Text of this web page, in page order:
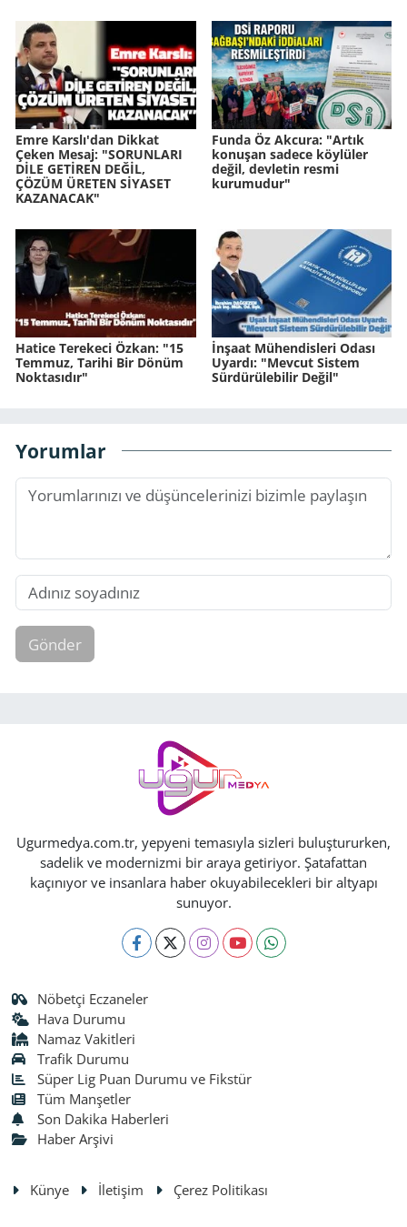
Emre Karslı'dan Dikkat
Çeken Mesaj: "SORUNLARI
DİLE GETİREN DEĞİL,
ÇÖZÜM ÜRETEN SİYASET
KAZANACAK"
Funda Öz Akcura: "Artık
konuşan sadece köylüler
değil, devletin resmi
kurumudur"
Hatice Terekeci Özkan: "15
Temmuz, Tarihi Bir Dönüm
Noktasıdır"
İnşaat Mühendisleri Odası
Uyardı: "Mevcut Sistem
Sürdürülebilir Değil"
Yorumlar
Gönder
Ugurmedya.com.tr, yepyeni temasıyla sizleri buluştururken,
sadelik ve modernizmi bir araya getiriyor. Şatafattan
kaçınıyor ve insanlara haber okuyabilecekleri bir altyapı
sunuyor.
Nöbetçi Eczaneler
Hava Durumu
Namaz Vakitleri
Trafik Durumu
Süper Lig Puan Durumu ve Fikstür
Tüm Manşetler
Son Dakika Haberleri
Haber Arşivi
Künye İletişim Çerez Politikası